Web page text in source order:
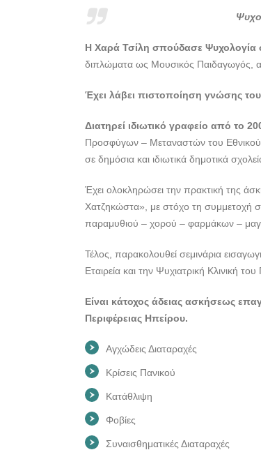
Η Χαρά Τσίλη σπούδασε Ψυχολογία
διπλώματα ως Μουσικός Παιδαγωγός,
Έχει λάβει πιστοποίηση γνώσης
Διατηρεί ιδιωτικό γραφείο από το
Προσφύγων – Μεταναστών του Εθνικού
σε δημόσια και ιδιωτικά δημοτικά
Έχει ολοκληρώσει την πρακτική της
Χατζηκώστα», με στόχο τη συμμετοχή
παραμυθιού – χορού – φαρμάκων –
Τέλος, παρακολουθεί σεμινάρια
Εταιρεία και την Ψυχιατρική Κλινική
Είναι κάτοχος άδειας ασκήσεως
Περιφέρειας Ηπείρου.
Αγχώδεις Διαταραχές
Κρίσεις Πανικού
Κατάθλιψη
Φοβίες
Συναισθηματικές Διαταραχές